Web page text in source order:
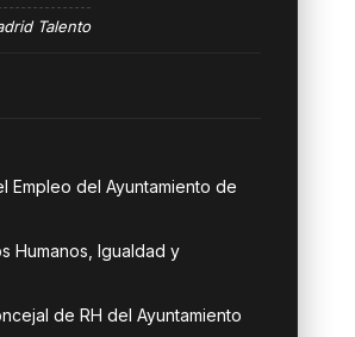
Talento
Empleo del Ayuntamiento de
Humanos, Igualdad y
de RH del Ayuntamiento